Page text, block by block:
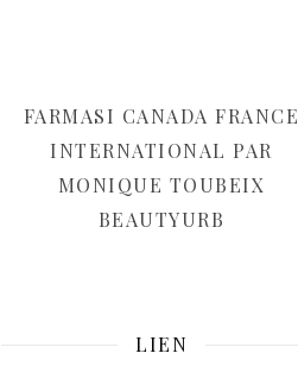
FARMASI CANADA FRANCE
INTERNATIONAL PAR
MONIQUE TOUBEIX
BEAUTYURB
LIEN